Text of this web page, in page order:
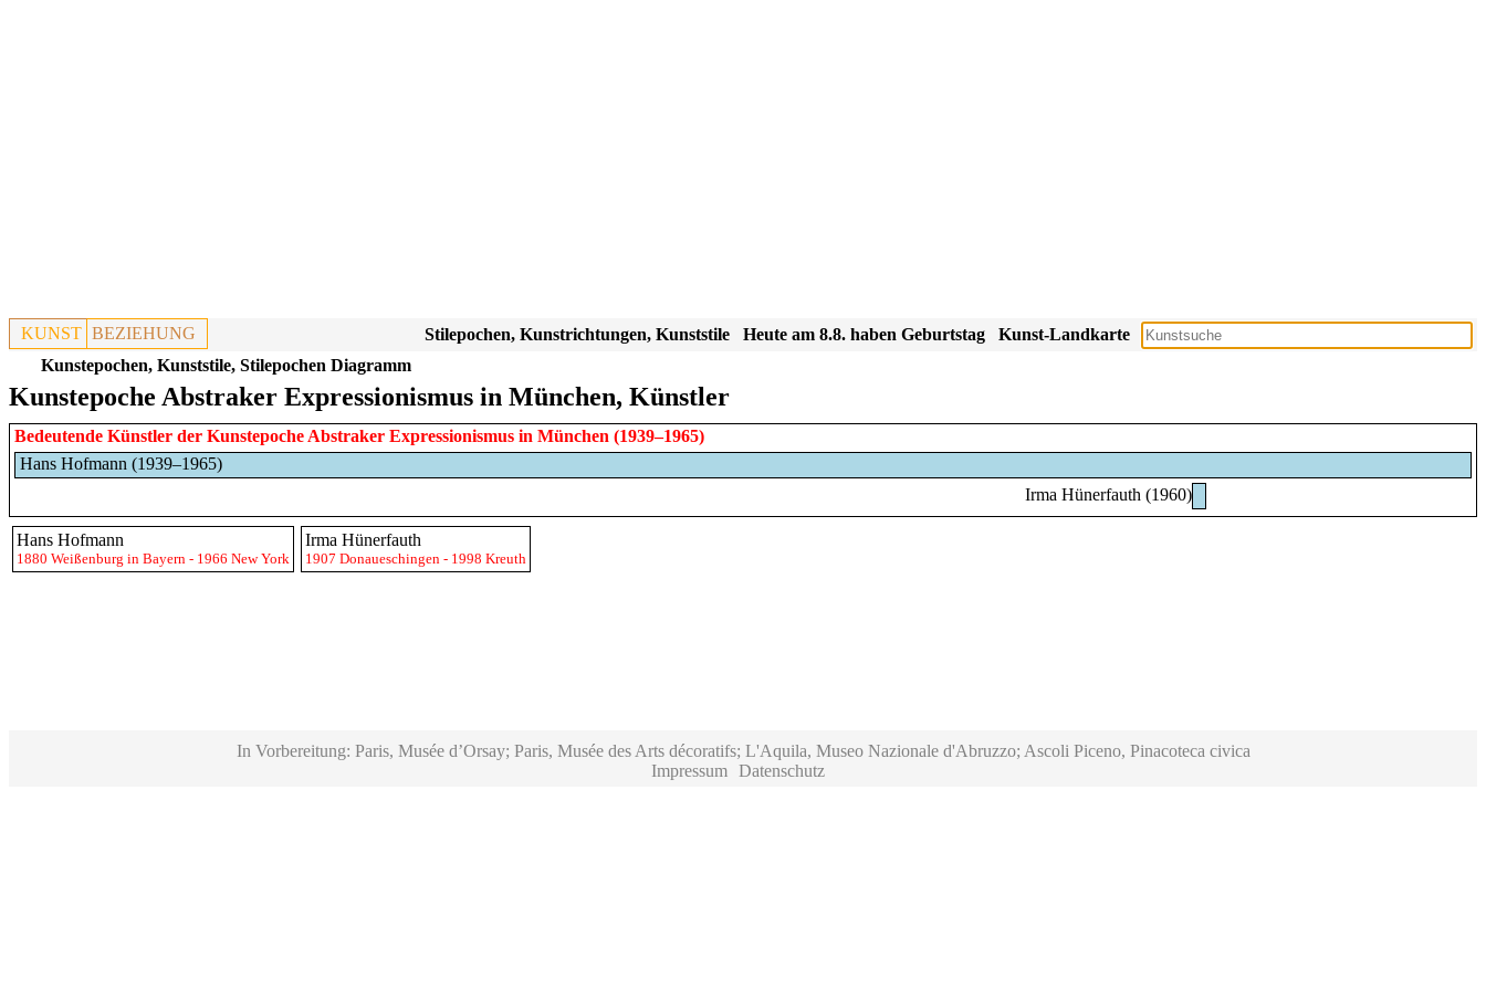
KUNST BEZIEHUNG Kunst-Landkarte
Heute am 8.8. haben Geburtstag
Stilepochen, Kunstrichtungen, Kunststile
Kunstepochen, Kunststile, Stilepochen Diagramm
Kunstepoche Abstraker Expressionismus in München, Künstler
Bedeutende Künstler der Kunstepoche Abstraker Expressionismus in München (1939–1965)
Hans Hofmann (1939–1965)
Irma Hünerfauth (1960)
Hans Hofmann
1880 Weißenburg in Bayern - 1966 New York
Irma Hünerfauth
1907 Donaueschingen - 1998 Kreuth
In Vorbereitung: Paris, Musée d’Orsay; Paris, Musée des Arts décoratifs; L'Aquila, Museo Nazionale d'Abruzzo; Ascoli Piceno, Pinacoteca civica
Impressum
Datenschutz